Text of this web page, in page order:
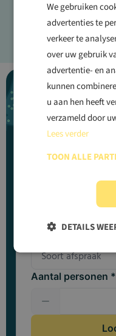
Vind
Met meer dan
Soort afspraak *
Aantal personen *
We gebruiken
advertenties te
verkeer te
over uw gebruik
advertentie- en
kunnen
u aan hen heeft
verzameld door
Lees verder
TOON ALLE
DETAILS